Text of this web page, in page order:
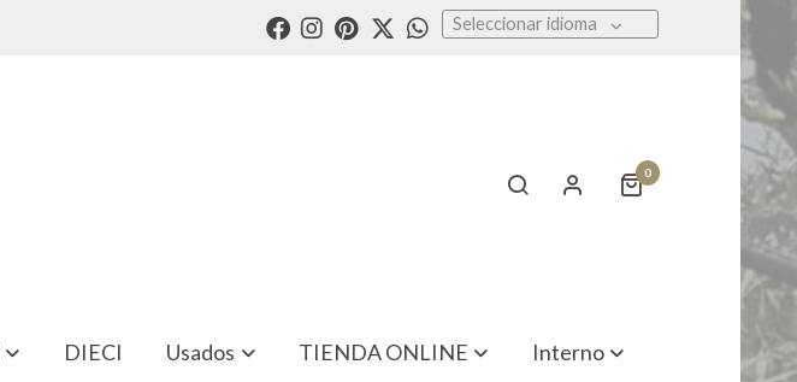
Seleccionar idioma
0
DIECI Usados TIENDA ONLINE Interno